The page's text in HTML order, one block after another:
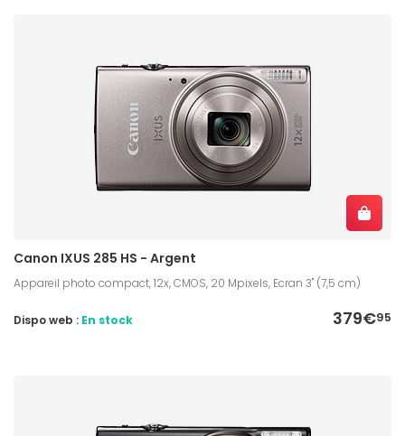
Canon IXUS 285 HS - Argent
Appareil photo compact, 12x, CMOS, 20 Mpixels, Ecran 3" (7,5 cm)
379€95
Dispo web : En stock